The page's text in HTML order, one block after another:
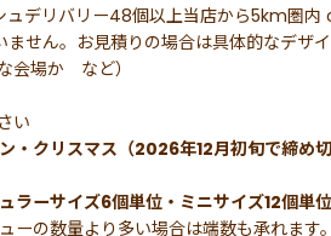
デリバリー48個以上当店から5km圏内
せん。お見積りの場合は具体的なデザ
会場か など）
い
・クリスマス（2026年12月初旬で締め
ラーサイズ6個単位・ミニサイズ12個単位
の数量より多い場合は端数も承れます。